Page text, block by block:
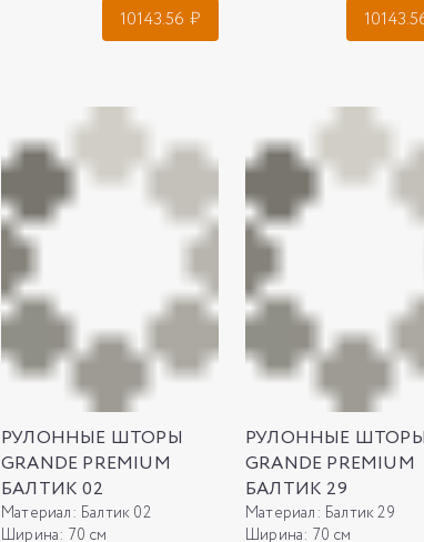
10143.56 ₽
РУЛОННЫЕ ШТОРЫ
GRANDE PREMIUM
БАЛТИК 02
Материал: Балтик 02
Ширина: 70 см
РУЛОННЫЕ ШТОРЫ
GRANDE PREMIUM
БАЛТИК 29
Материал: Балтик 29
Ширина: 70 см